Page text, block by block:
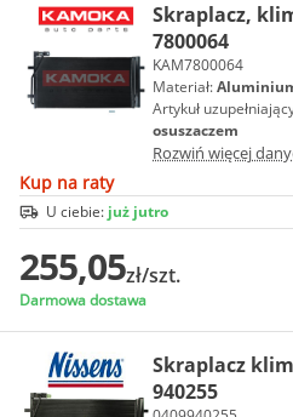
Skraplacz,
7800064
KAM7800064
Materiał:
Artykuł
osuszaczem
Rozwiń więcej
Kup na raty
U ciebie: już jutro
255,05zł/szt.
Darmowa dostawa
Skraplacz
940255